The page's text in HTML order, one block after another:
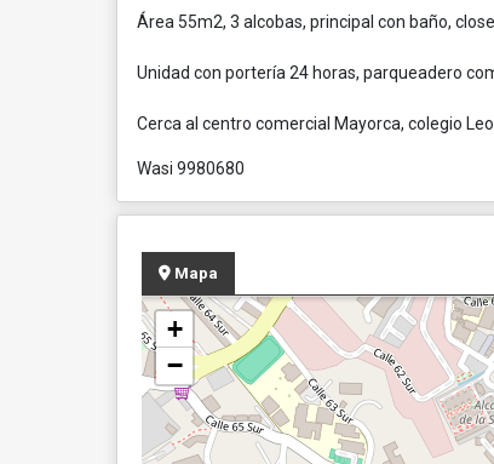
Área 55m2, 3 alcobas, principal con baño,
Unidad con portería 24 horas, parqueadero
Cerca al centro comercial Mayorca, colegio
Wasi 9980680
Mapa
+
−